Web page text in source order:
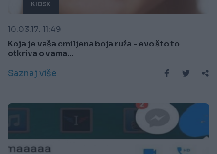
KIOSK
10.03.17. 11:49
Koja je vaša omiljena boja ruža - evo što to
otkriva o vama...
Saznaj više